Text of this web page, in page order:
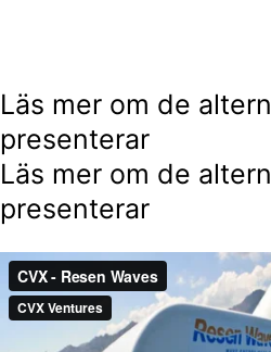
Läs mer om de
presenterar
Läs mer om de
presenterar